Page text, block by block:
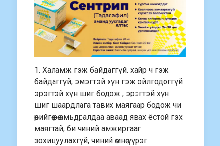
1. Халамж гэж байдаггүй, хайр ч гэж
байдаггүй, эмэгтэй хүн гэж ойлгодоггүй
эрэгтэй хүн шиг бодож , эрэгтэй хүн
шиг шаардлага тавих маягаар бодож чи
өөрийгөө өөрөө амьдралдаа аваад явах ёстой гэх
маягтай, би чиний амжиргааг
зохицуулахгүй, чиний өмнө үүрэг